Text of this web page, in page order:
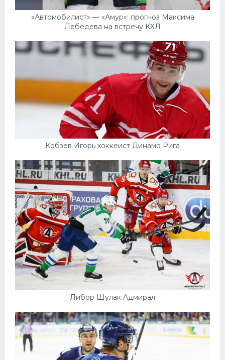
«Автомобилист» — «Амур»: прогноз Максима
Лебедева на встречу КХЛ
Кобзев Игорь хоккеист Динамо Рига
Либор Шулак Адмирал